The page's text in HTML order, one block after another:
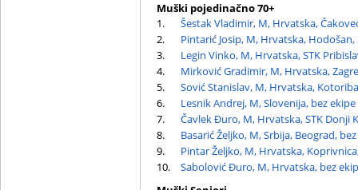
Muški pojedinačno 70+
1.
Šestak Vladimir, M, Hrvatska,
2.
Pintarić Josip, M, Hrvatska, Hodošan,
3.
Legin Vinko, M, Hrvatska, STK
4.
Mirković Gradimir, M, Hrvatska,
5.
Sović Stanislav, M, Hrvatska,
6.
Lesnik Andrej, M, Slovenija, bez ekipe
7.
Čavlek Đuro, M, Hrvatska, STK Donji
8.
Basarić Željko, M, Srbija, Beograd,
9.
Pintar Željko, M, Hrvatska,
10.
Sabolović Đuro, M, Hrvatska, bez